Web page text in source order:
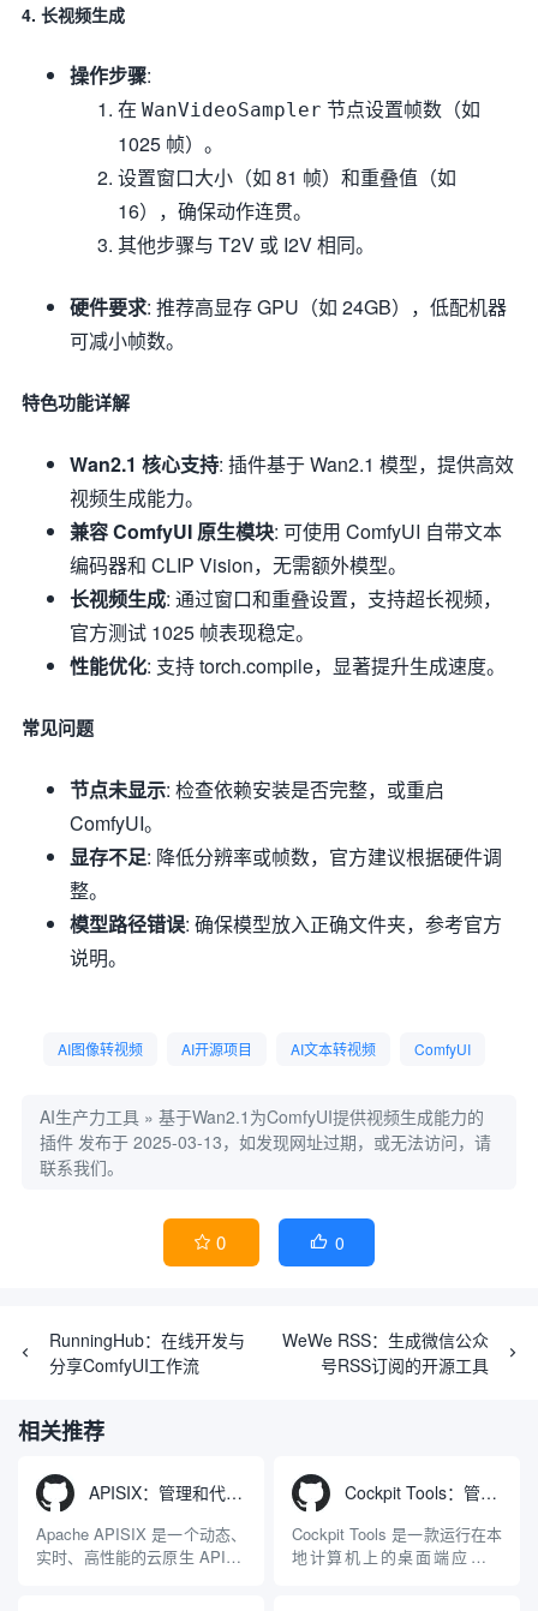
4. 长视频生成
操作步骤:
在 WanVideoSampler 节点设置帧数（如
1025 帧）。
设置窗口大小（如 81 帧）和重叠值（如
16），确保动作连贯。
其他步骤与 T2V 或 I2V 相同。
硬件要求: 推荐高显存 GPU（如 24GB），低配机器
可减小帧数。
特色功能详解
Wan2.1 核心支持: 插件基于 Wan2.1 模型，提供高效
视频生成能力。
兼容 ComfyUI 原生模块: 可使用 ComfyUI 自带文本
编码器和 CLIP Vision，无需额外模型。
长视频生成: 通过窗口和重叠设置，支持超长视频，
官方测试 1025 帧表现稳定。
性能优化: 支持 torch.compile，显著提升生成速度。
常见问题
节点未显示: 检查依赖安装是否完整，或重启
ComfyUI。
显存不足: 降低分辨率或帧数，官方建议根据硬件调
整。
模型路径错误: 确保模型放入正确文件夹，参考官方
说明。
AI图像转视频 AI开源项目 AI文本转视频 ComfyUI
AI生产力工具 » 基于Wan2.1为ComfyUI提供视频生成能力的
插件 发布于 2025-03-13，如发现网址过期，或无法访问，请
联系我们。
 0  0
RunningHub：在线开发与
分享ComfyUI工作流
WeWe RSS：生成微信公众
号RSS订阅的开源工具
相关推荐
APISIX：管理和代理API及大模型流量的高性能网关
Apache APISIX 是一个动态、
实时、高性能的云原生 API 网
Cockpit Tools：管理多个AI编程IDE账号与配置多开独立实例的本地桌面应用
Cockpit Tools 是一款运行在本
地计算机上的桌面端应用程